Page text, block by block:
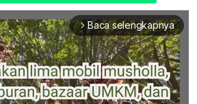
arrow_forward_ios Baca selengkapnya